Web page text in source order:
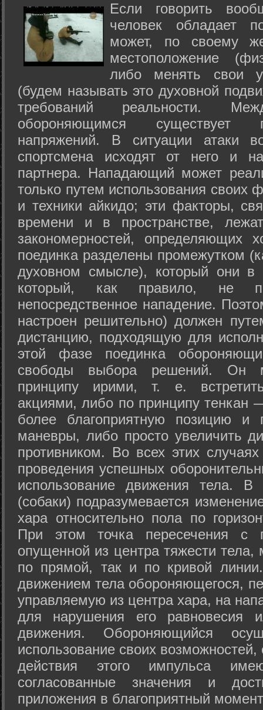
Если говорить
человек обладает
может, по своему
местоположение
либо менять свои
(будем называть это духовной
требований реальности.
обороняющимся существует
напряжений. В ситуации атаки
спортсмена исходят от него и
партнера. Нападающий может
только путем использования своих
и техники айкидо; эти факторы,
времени и в пространстве,
закономерностей, определяющих
поединка разделены промежутком
духовном смысле), который они в
который, как правило, не
непосредственное нападение.
настроен решительно) должен
дистанцию, подходящую для
этой фазе поединка
свободы выбора решений. Он
принципу ирими, т. е.
акциями, либо по принципу тенкан
более благоприятную позицию и
маневры, либо просто увеличить
противником. Во всех этих
проведения успешных
использование движения тела.
(собаки) подразумевается
хара относительно пола по
При этом точка пересечения с
опущенной из центра тяжести
по прямой, так и по кривой
движением тела обороняющегося,
управляемую из центра хара, на
для нарушения его равновесия
движения. Обороняющийся
использование своих
действия этого импульса
согласованные значения и
приложения в благоприятный